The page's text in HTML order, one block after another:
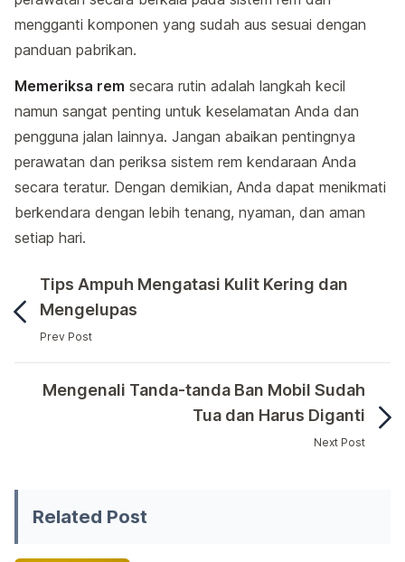
mengganti komponen yang sudah aus sesuai dengan
panduan pabrikan.
Memeriksa rem secara rutin adalah langkah kecil
namun sangat penting untuk keselamatan Anda dan
pengguna jalan lainnya. Jangan abaikan pentingnya
perawatan dan periksa sistem rem kendaraan Anda
secara teratur. Dengan demikian, Anda dapat menikmati
berkendara dengan lebih tenang, nyaman, dan aman
setiap hari.
Tips Ampuh Mengatasi Kulit Kering dan
Mengelupas
Prev Post
Rem adalah salah satu komponen paling vital dalam
Mengenali Tanda-tanda Ban Mobil Sudah
Tua dan Harus Diganti
Next Post
Related Post